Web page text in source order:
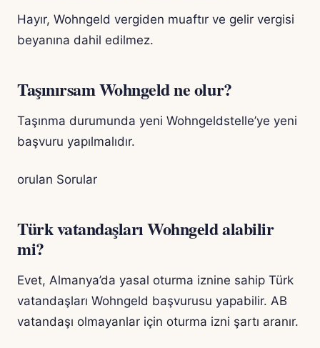
Hayır, Wohngeld vergiden muaftır ve gelir vergisi
beyanına dahil edilmez.
Taşınırsam Wohngeld ne olur?
Taşınma durumunda yeni Wohngeldstelle’ye yeni
başvuru yapılmalıdır.
orulan Sorular
Türk vatandaşları Wohngeld alabilir
mi?
Evet, Almanya’da yasal oturma iznine sahip Türk
vatandaşları Wohngeld başvurusu yapabilir. AB
vatandaşı olmayanlar için oturma izni şartı aranır.